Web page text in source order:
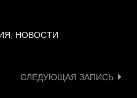
НОВОСТИ
СЛЕДУЮЩАЯ ЗАПИСЬ